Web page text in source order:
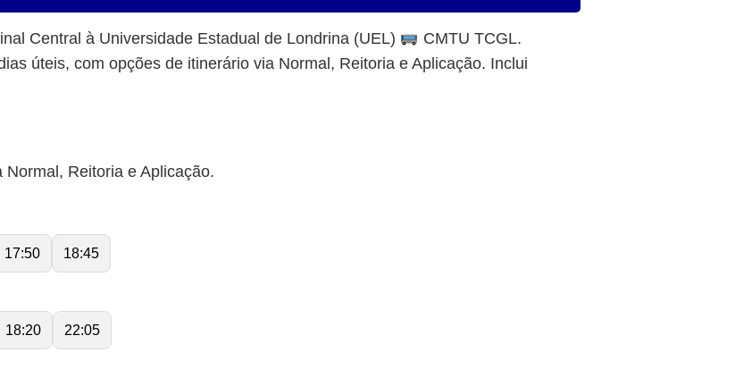
Central à Universidade Estadual de Londrina (UEL)
CMTU TCGL.
úteis, com opções de itinerário via Normal, Reitoria e Aplicação. Inclui
Reitoria e Aplicação.
17:50 18:45
18:20 22:05